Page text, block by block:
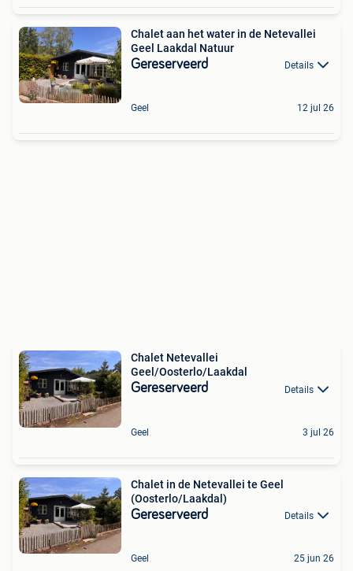
Chalet aan het water in de Netevallei
Geel Laakdal Natuur
Gereserveerd Details
Geel 12 jul 26
Chalet Netevallei
Geel/Oosterlo/Laakdal
Gereserveerd Details
Geel 3 jul 26
Chalet in de Netevallei te Geel
(Oosterlo/Laakdal)
Gereserveerd Details
Geel 25 jun 26